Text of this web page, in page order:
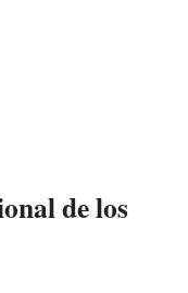
de los